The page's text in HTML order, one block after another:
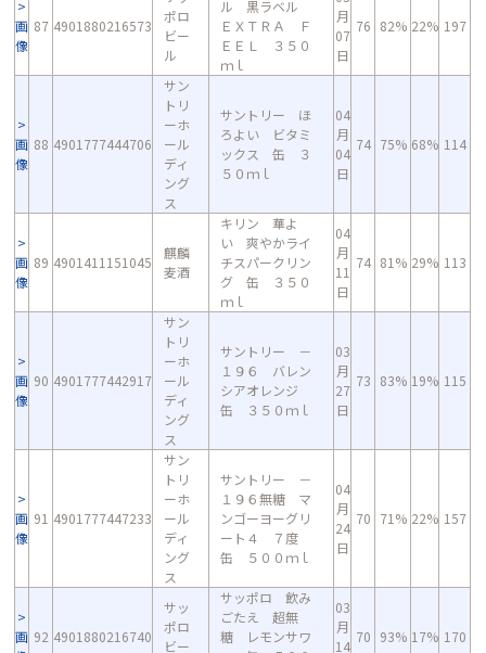
画
像
87 4901880216573
ポロ
ビー
ル
ル 黒ラベル
ＥＸＴＲＡ Ｆ
ＥＥＬ ３５０
ｍｌ
月
07
日
76 82% 22% 197
画
像
88 4901777444706
サン
トリ
ーホ
ール
ディ
ング
ス
サントリー ほ
ろよい ビタミ
ックス 缶 ３
５０ｍｌ
04
月
04
日
74 75% 68% 114
画
像
89 4901411151045
麒麟
麦酒
キリン 華よ
い 爽やかライ
チスパークリン
グ 缶 ３５０
ｍｌ
04
月
11
日
74 81% 29% 113
画
像
90 4901777442917
サン
トリ
ーホ
ール
ディ
ング
ス
サントリー －
１９６ バレン
シアオレンジ
缶 ３５０ｍｌ
03
月
27
日
73 83% 19% 115
画
像
91 4901777447233
サン
トリ
ーホ
ール
ディ
ング
ス
サントリー －
１９６無糖 マ
ンゴーヨーグリ
ート４ ７度
缶 ５００ｍｌ
04
月
24
日
70 71% 22% 157
画 92 4901880216740
サッ
ポロ
ビー
サッポロ 飲み
ごたえ 超無
糖 レモンサワ
03
月
14
70 93% 17% 170